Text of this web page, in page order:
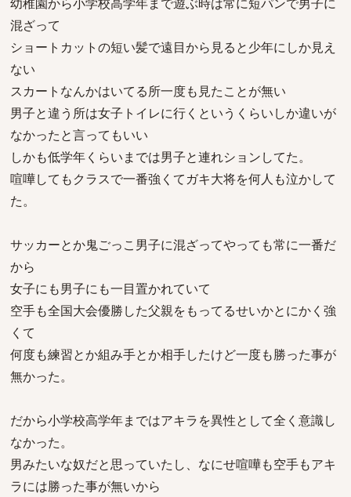
混ざって
ショートカットの短い髪で遠目から見ると少年にしか見え
ない
スカートなんかはいてる所一度も見たことが無い
男子と違う所は女子トイレに行くというくらいしか違いが
なかったと言ってもいい
しかも低学年くらいまでは男子と連れションしてた。
喧嘩してもクラスで一番強くてガキ大将を何人も泣かして
た。
サッカーとか鬼ごっこ男子に混ざってやっても常に一番だ
から
女子にも男子にも一目置かれていて
空手も全国大会優勝した父親をもってるせいかとにかく強
くて
何度も練習とか組み手とか相手したけど一度も勝った事が
無かった。
だから小学校高学年まではアキラを異性として全く意識し
なかった。
男みたいな奴だと思っていたし、なにせ喧嘩も空手もアキ
ラには勝った事が無いから